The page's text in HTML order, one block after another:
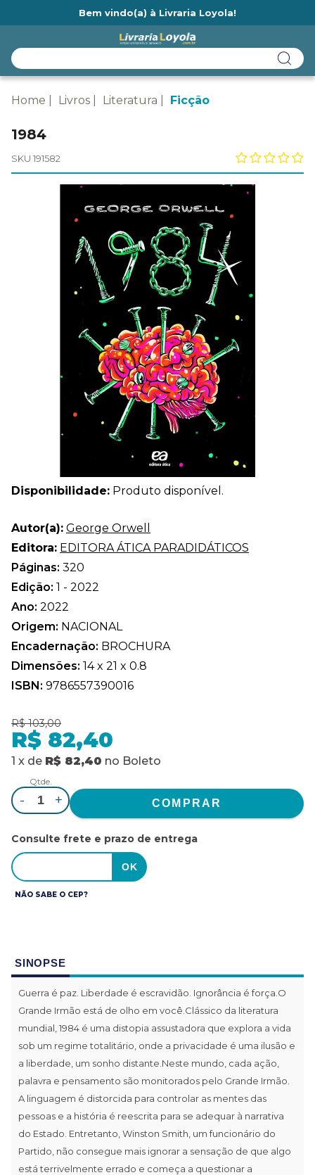
Bem vindo(a) à Livraria Loyola!
Home Livros Literatura Ficção
1984
SKU 191582
Disponibilidade: Produto disponível.
Autor(a): George Orwell
Editora: EDITORA ÁTICA PARADIDÁTICOS
Páginas: 320
Edição: 1 - 2022
Ano: 2022
Origem: NACIONAL
Encadernação: BROCHURA
Dimensões: 14 x 21 x 0.8
ISBN: 9786557390016
R$ 103,00
R$ 82,40
1 x de R$ 82,40 no Boleto
Qtde.
- +
Consulte frete e prazo de entrega
NÃO SABE O CEP?
SINOPSE
Guerra é paz. Liberdade é escravidão. Ignorância é força.O
Grande Irmão está de olho em você.Clássico da literatura
mundial, 1984 é uma distopia assustadora que explora a vida
sob um regime totalitário, onde a privacidade é uma ilusão e
a liberdade, um sonho distante.Neste mundo, cada ação,
palavra e pensamento são monitorados pelo Grande Irmão.
A linguagem é distorcida para controlar as mentes das
pessoas e a história é reescrita para se adequar à narrativa
do Estado. Entretanto, Winston Smith, um funcionário do
Partido, não consegue mais ignorar a sensação de que algo
está terrivelmente errado e começa a questionar a